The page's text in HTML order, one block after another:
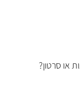
או סרטון?